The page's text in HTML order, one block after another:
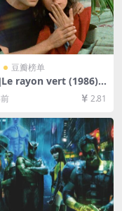
豆瓣榜单
rayon vert (1986)
盘+迅雷云盘资源1080
删减][MP4/5GB][中
]
2.81